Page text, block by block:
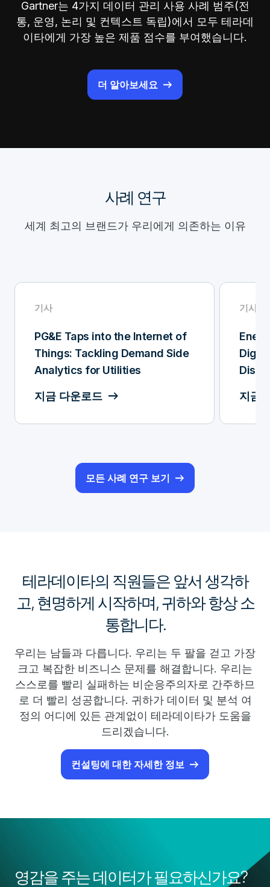
Gartner는 4가지 데이터 관리 사용 사례 범주(전
통, 운영, 논리 및 컨텍스트 독립)에서 모두 테라데
이타에게 가장 높은 제품 점수를 부여했습니다.
더 알아보세요
사례 연구
세계 최고의 브랜드가 우리에게 의존하는 이유
기사
PG&E Taps into the Internet of
Things: Tackling Demand Side
Analytics for Utilities
지금 다운로드
기사
지금
모든 사례 연구 보기
테라데이타의 직원들은 앞서 생각하
고, 현명하게 시작하며, 귀하와 항상 소
통합니다.
우리는 남들과 다릅니다. 우리는 두 팔을 걷고 가장
크고 복잡한 비즈니스 문제를 해결합니다. 우리는
스스로를 빨리 실패하는 비순응주의자로 간주하므
로 더 빨리 성공합니다. 귀하가 데이터 및 분석 여
정의 어디에 있든 관계없이 테라데이타가 도움을
드리겠습니다.
컨설팅에 대한 자세한 정보
영감을 주는 데이터가 필요하신가요?